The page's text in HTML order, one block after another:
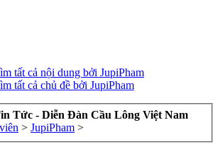
tất cả nội dung bởi JupiPham
tất cả chủ đề bởi JupiPham
Tức - Diễn Đàn Cầu Lông Việt Nam
> JupiPham >